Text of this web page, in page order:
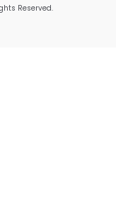
Reserved.